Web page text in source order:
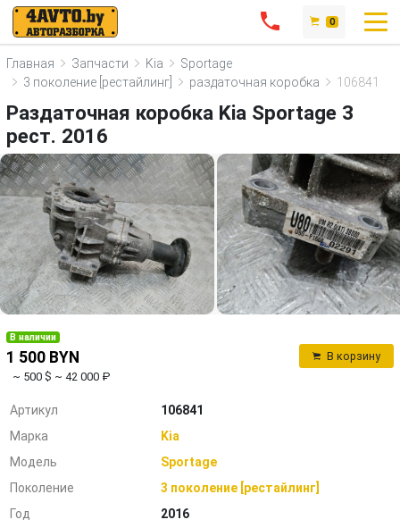
0
Главная Запчасти Kia
Sportage
3 поколение [рестайлинг]
раздаточная коробка 106841
Раздаточная коробка Kia Sportage 3
рест. 2016
В наличии
1 500 BYN
~ 500 $ ~ 42 000 ₽
В корзину
Артикул
106841
Марка
Kia
Модель
Sportage
Поколение
3 поколение [рестайлинг]
Год
2016